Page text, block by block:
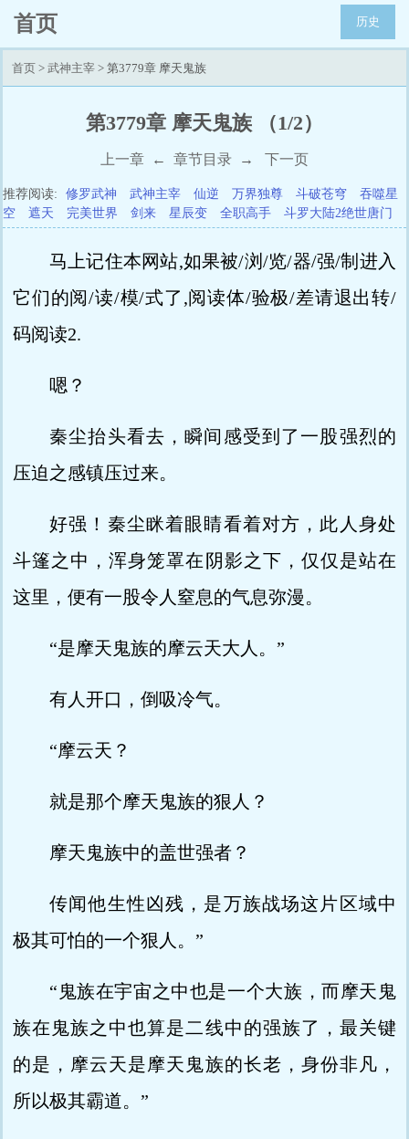
首页 历史
首页 > 武神主宰 > 第3779章 摩天鬼族
第3779章 摩天鬼族 （1/2）
上一章 ← 章节目录 → 下一页
推荐阅读: 修罗武神 武神主宰 仙逆 万界独尊 斗破苍穹
吞噬星
空
遮天 完美世界 剑来 星辰变 全职高手 斗罗大陆2绝世唐门
马上记住本网站,如果被/浏/览/器/强/制进入
它们的阅/读/模/式了,阅读体/验极/差请退出转/
码阅读2.
嗯？
秦尘抬头看去，瞬间感受到了一股强烈的
压迫之感镇压过来。
好强！秦尘眯着眼睛看着对方，此人身处
斗篷之中，浑身笼罩在阴影之下，仅仅是站在
这里，便有一股令人窒息的气息弥漫。
“是摩天鬼族的摩云天大人。”
有人开口，倒吸冷气。
“摩云天？
就是那个摩天鬼族的狠人？
摩天鬼族中的盖世强者？
传闻他生性凶残，是万族战场这片区域中
极其可怕的一个狠人。”
“鬼族在宇宙之中也是一个大族，而摩天鬼
族在鬼族之中也算是二线中的强族了，最关键
的是，摩云天是摩天鬼族的长老，身份非凡，
所以极其霸道。”